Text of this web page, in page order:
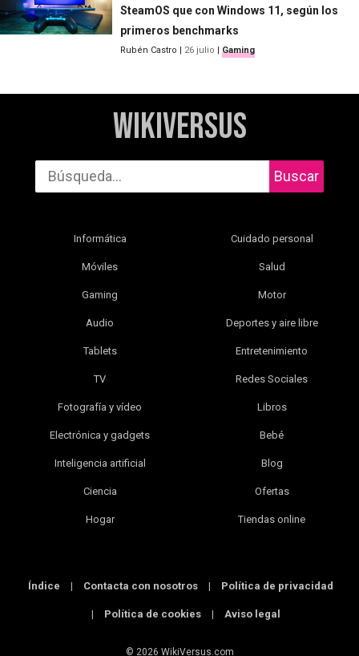
SteamOS que con Windows 11, según los
primeros benchmarks
Rubén Castro | 26 julio | Gaming
WikiVersus
Buscar
Informática
Móviles
Gaming
Audio
Tablets
TV
Fotografía y vídeo
Electrónica y gadgets
Inteligencia artificial
Ciencia
Hogar
Cuidado personal
Salud
Motor
Deportes y aire libre
Entretenimiento
Redes Sociales
Libros
Bebé
Blog
Ofertas
Tiendas online
Índice | Contacta con nosotros | Política de privacidad
| Política de cookies | Aviso legal
© 2026 WikiVersus.com